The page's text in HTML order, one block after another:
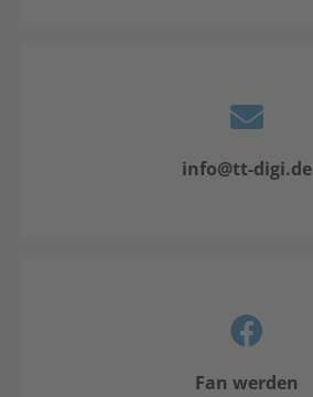
info@tt-digi.de
Fan werden